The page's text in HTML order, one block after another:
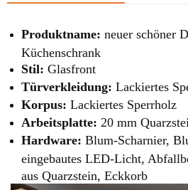
Produktname: neuer schöner
Küchenschrank
Stil: Glasfront
Türverkleidung: Lackiertes
Korpus: Lackiertes Sperrholz
Arbeitsplatte: 20 mm
Hardware: Blum-Scharnier,
eingebautes LED-Licht,
aus Quarzstein, Eckkorb